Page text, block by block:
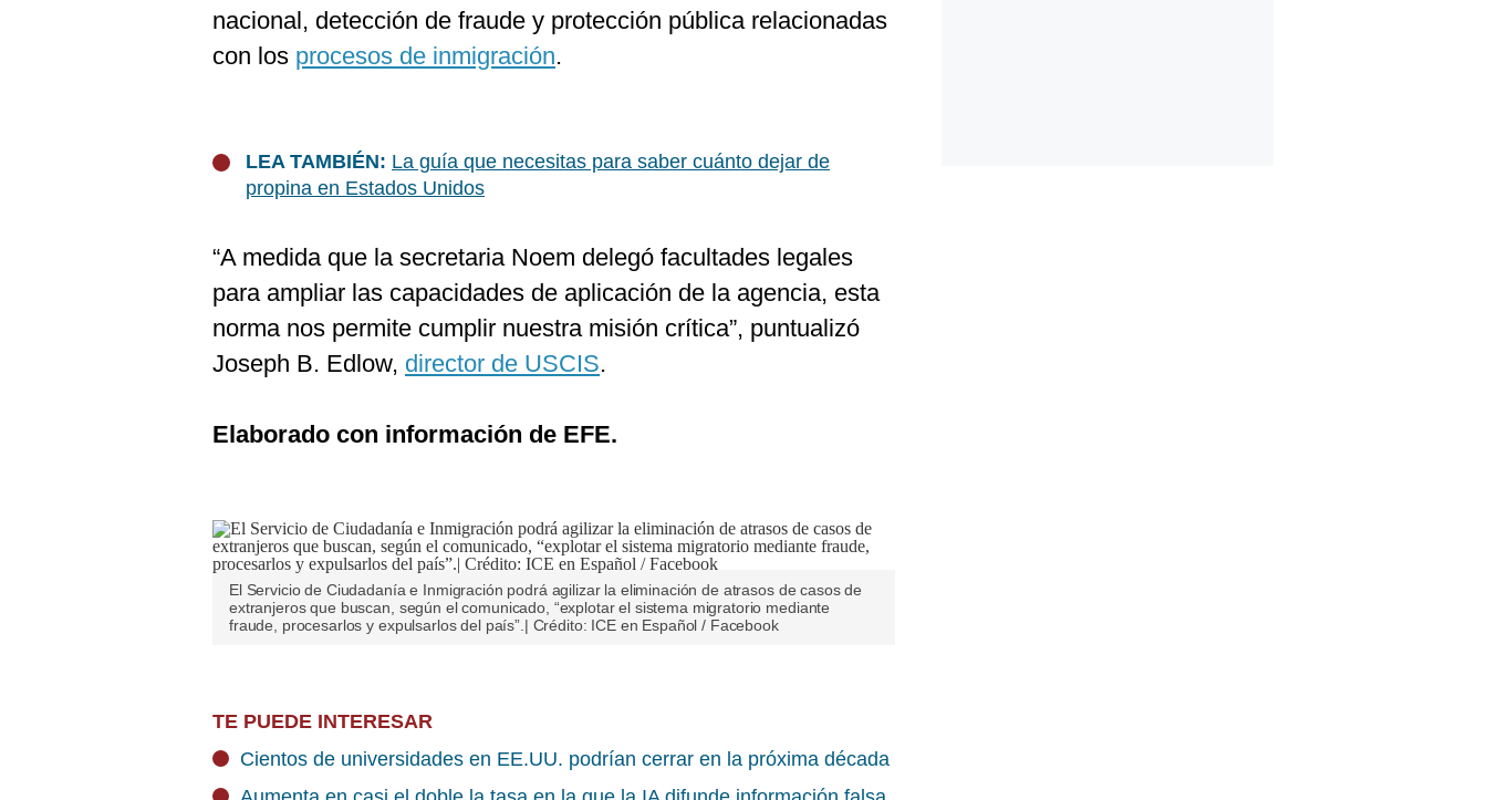
nacional, detección de fraude y protección pública relacionadas
con los procesos de inmigración.
LEA TAMBIÉN: La guía que necesitas para saber cuánto dejar de
propina en Estados Unidos
“A medida que la secretaria Noem delegó facultades legales
para ampliar las capacidades de aplicación de la agencia, esta
norma nos permite cumplir nuestra misión crítica”, puntualizó
Joseph B. Edlow, director de USCIS.
Elaborado con información de EFE.
El Servicio de Ciudadanía e Inmigración podrá agilizar la eliminación de atrasos de casos de
extranjeros que buscan, según el comunicado, “explotar el sistema migratorio mediante
fraude, procesarlos y expulsarlos del país”.| Crédito: ICE en Español / Facebook
TE PUEDE INTERESAR
Cientos de universidades en EE.UU. podrían cerrar en la próxima década